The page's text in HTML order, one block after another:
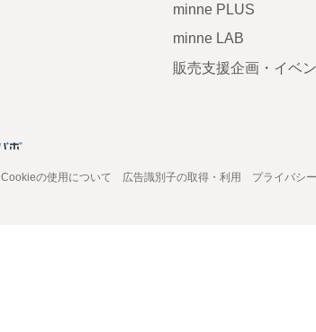
minne PLUS
minne LAB
販売支援企画・イベ
Cookieの使用について 広告識別子の取得・利用 プライバシ